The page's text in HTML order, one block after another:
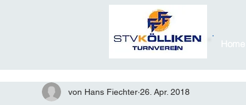
Home
von Hans Fiechter 26. Apr. 2018